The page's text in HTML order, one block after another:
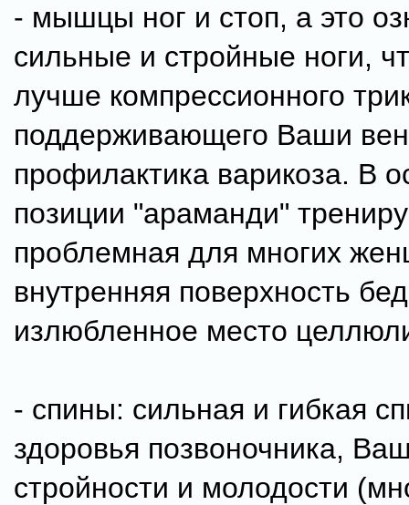
- мышцы ног и стоп, а это
сильные и стройные ноги,
лучше компрессионного
поддерживающего Ваши
профилактика варикоза. В
позиции "араманди"
проблемная для многих
внутренняя поверхность
излюбленное место
- спины: сильная и гибкая
здоровья позвоночника,
стройности и молодости